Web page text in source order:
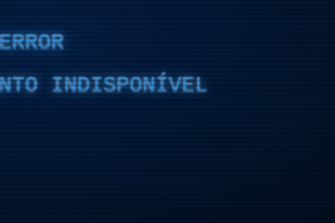
INDISPONÍVEL